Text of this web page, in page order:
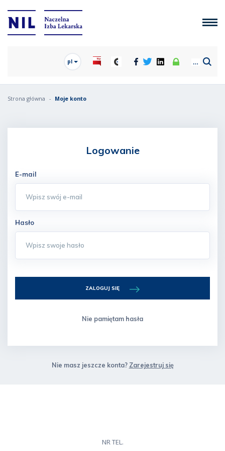
pl
Strona główna Moje konto
Logowanie
E-mail
Hasło
ZALOGUJ SIĘ
Nie pamiętam hasła
Nie masz jeszcze konta? Zarejestruj się
NR TEL.